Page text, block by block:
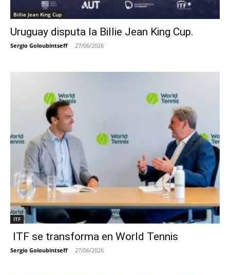
Billie Jean King Cup
Uruguay disputa la Billie Jean King Cup.
Sergio Goloubintseff - 27/06/2026
ITF
ITF se transforma en World Tennis
Sergio Goloubintseff - 27/06/2026